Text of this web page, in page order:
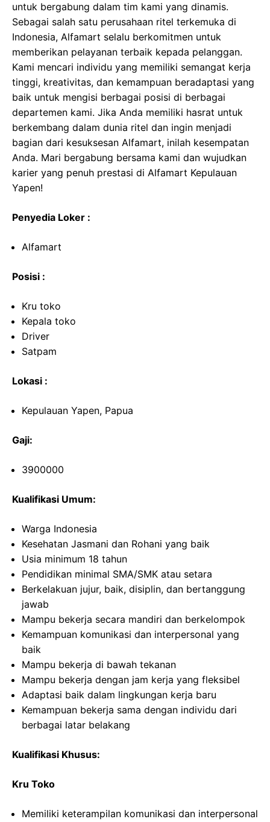
untuk bergabung dalam tim kami yang dinamis.
Sebagai salah satu perusahaan ritel terkemuka di
Indonesia, Alfamart selalu berkomitmen untuk
memberikan pelayanan terbaik kepada pelanggan.
Kami mencari individu yang memiliki semangat kerja
tinggi, kreativitas, dan kemampuan beradaptasi yang
baik untuk mengisi berbagai posisi di berbagai
departemen kami. Jika Anda memiliki hasrat untuk
berkembang dalam dunia ritel dan ingin menjadi
bagian dari kesuksesan Alfamart, inilah kesempatan
Anda. Mari bergabung bersama kami dan wujudkan
karier yang penuh prestasi di Alfamart Kepulauan
Yapen!
Penyedia Loker :
Alfamart
Posisi :
Kru toko
Kepala toko
Driver
Satpam
Lokasi :
Kepulauan Yapen, Papua
Gaji:
3900000
Kualifikasi Umum:
Warga Indonesia
Kesehatan Jasmani dan Rohani yang baik
Usia minimum 18 tahun
Pendidikan minimal SMA/SMK atau setara
Berkelakuan jujur, baik, disiplin, dan bertanggung
jawab
Mampu bekerja secara mandiri dan berkelompok
Kemampuan komunikasi dan interpersonal yang
baik
Mampu bekerja di bawah tekanan
Mampu bekerja dengan jam kerja yang fleksibel
Adaptasi baik dalam lingkungan kerja baru
Kemampuan bekerja sama dengan individu dari
berbagai latar belakang
Kualifikasi Khusus:
Kru Toko
Memiliki keterampilan komunikasi dan interpersonal